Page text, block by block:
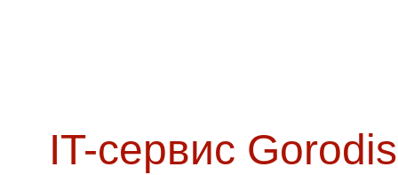
IT-сервис